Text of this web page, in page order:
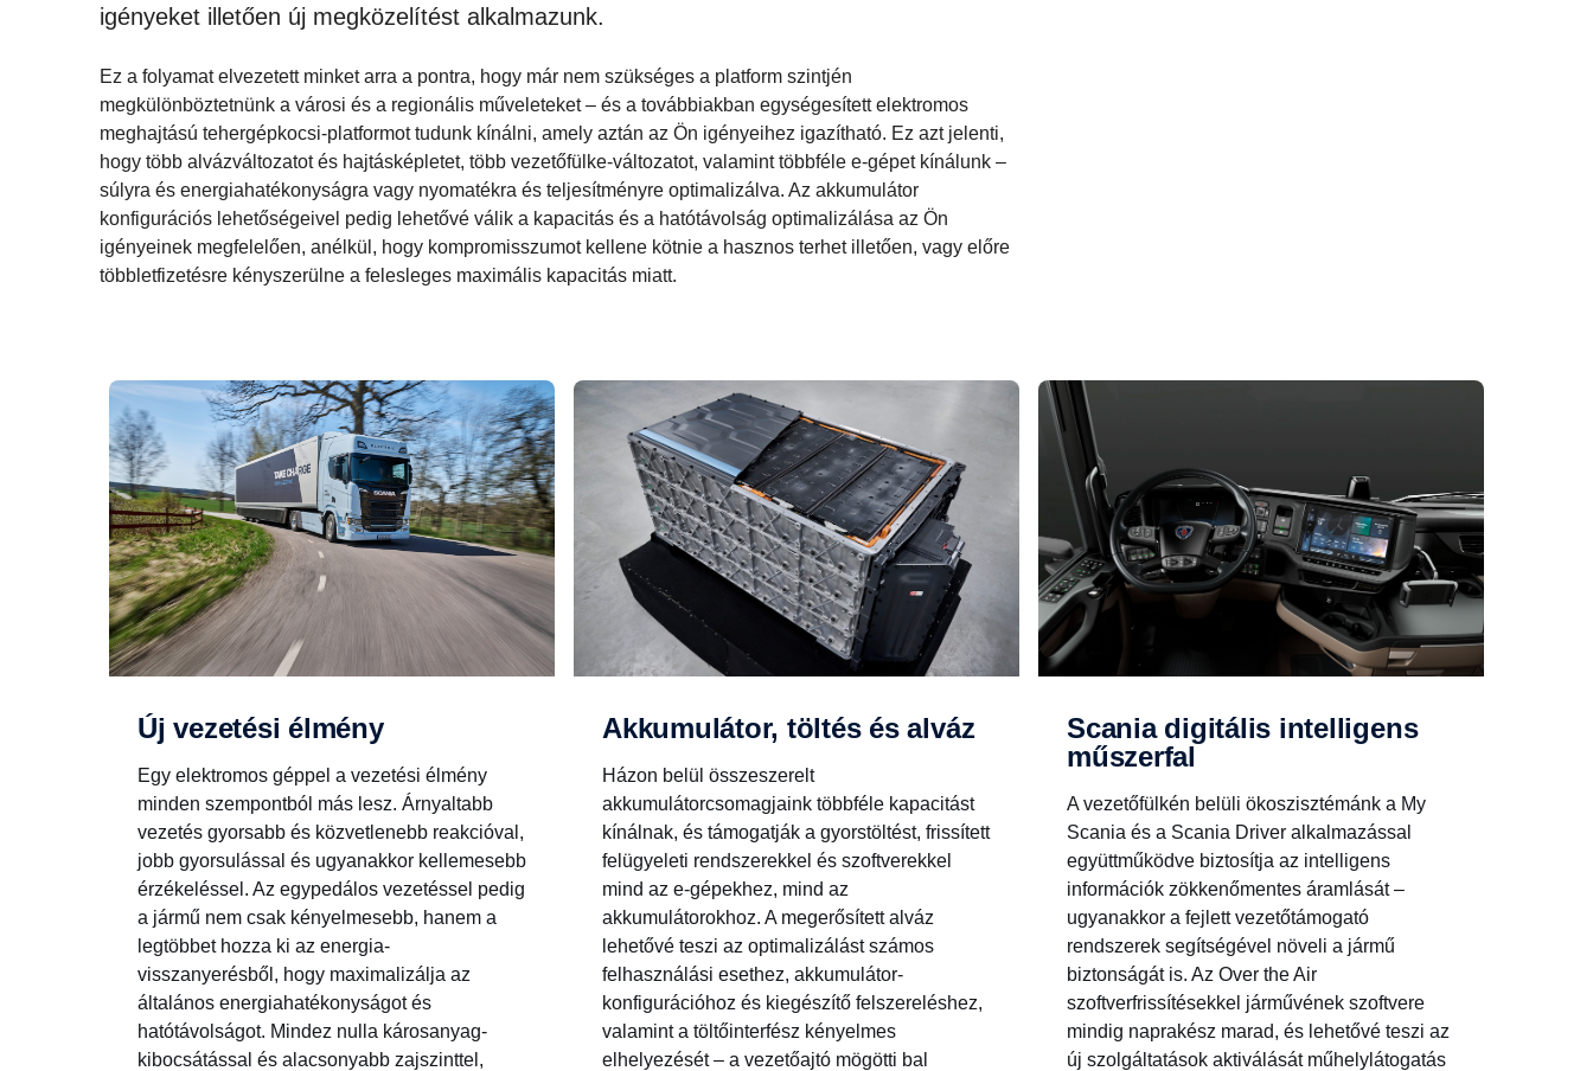
igényeket illetően új megközelítést alkalmazunk.
Ez a folyamat elvezetett minket arra a pontra, hogy már nem szükséges a platform szintjén
megkülönböztetnünk a városi és a regionális műveleteket – és a továbbiakban egységesített elektromos
meghajtású tehergépkocsi-platformot tudunk kínálni, amely aztán az Ön igényeihez igazítható. Ez azt jelenti,
hogy több alvázváltozatot és hajtásképletet, több vezetőfülke-változatot, valamint többféle e-gépet kínálunk –
súlyra és energiahatékonyságra vagy nyomatékra és teljesítményre optimalizálva. Az akkumulátor
konfigurációs lehetőségeivel pedig lehetővé válik a kapacitás és a hatótávolság optimalizálása az Ön
igényeinek megfelelően, anélkül, hogy kompromisszumot kellene kötnie a hasznos terhet illetően, vagy előre
többletfizetésre kényszerülne a felesleges maximális kapacitás miatt.
Új vezetési élmény
Egy elektromos géppel a vezetési élmény
minden szempontból más lesz. Árnyaltabb
vezetés gyorsabb és közvetlenebb reakcióval,
jobb gyorsulással és ugyanakkor kellemesebb
érzékeléssel. Az egypedálos vezetéssel pedig
a jármű nem csak kényelmesebb, hanem a
legtöbbet hozza ki az energia-
visszanyerésből, hogy maximalizálja az
általános energiahatékonyságot és
hatótávolságot. Mindez nulla károsanyag-
kibocsátással és alacsonyabb zajszinttel,
Akkumulátor, töltés és alváz
Házon belül összeszerelt
akkumulátorcsomagjaink többféle kapacitást
kínálnak, és támogatják a gyorstöltést, frissített
felügyeleti rendszerekkel és szoftverekkel
mind az e-gépekhez, mind az
akkumulátorokhoz. A megerősített alváz
lehetővé teszi az optimalizálást számos
felhasználási esethez, akkumulátor-
konfigurációhoz és kiegészítő felszereléshez,
valamint a töltőinterfész kényelmes
elhelyezését – a vezetőajtó mögötti bal
Scania digitális intelligens
műszerfal
A vezetőfülkén belüli ökoszisztémánk a My
Scania és a Scania Driver alkalmazással
együttműködve biztosítja az intelligens
információk zökkenőmentes áramlását –
ugyanakkor a fejlett vezetőtámogató
rendszerek segítségével növeli a jármű
biztonságát is. Az Over the Air
szoftverfrissítésekkel járművének szoftvere
mindig naprakész marad, és lehetővé teszi az
új szolgáltatások aktiválását műhelylátogatás